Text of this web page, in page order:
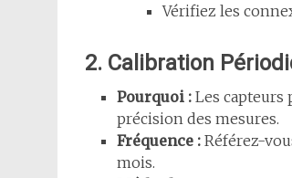
Vérifiez les
2. Calibration
Pourquoi : Les capteurs
précision des mesures.
Fréquence : Référez-
mois.